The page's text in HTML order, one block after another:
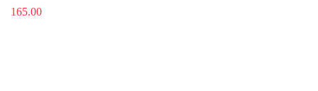
165.00